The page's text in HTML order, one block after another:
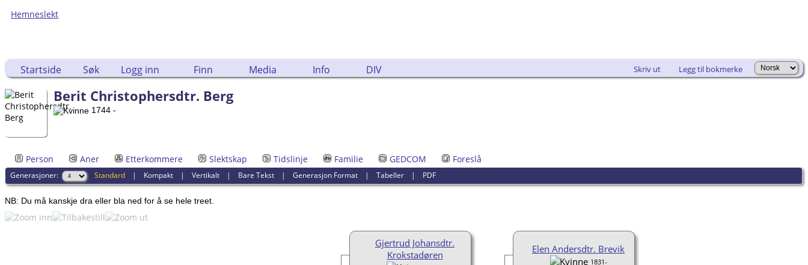
Hemneslekt
Startside Søk Logg inn Finn Media Info DIV Skriv ut Legg til bokmerke
Berit Christophersdtr. Berg
1744 -
Person Aner Etterkommere Slektskap Tidslinje Familie GEDCOM Foreslå
Generasjoner: Standard | Kompakt |Vertikalt | Bare Tekst |Generasjon Format |Tabeller | PDF
NB: Du må kanskje dra eller bla ned for å se hele treet.
Elen Andersdtr. Brevik
1831-
Gjertrud Johansdtr.
Krokstadøren